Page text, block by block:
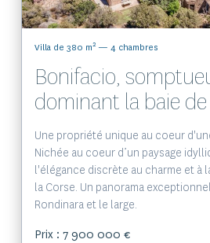
Villa de 380 m2— 4 chambres
Bonifacio,
dominant la baie
Une propriété unique au coeur
Nichée au coeur d’un paysage
l'élégance discrète au charme et à
la Corse. Un panorama
Rondinara et le large.
Prix : 7 900 000 €